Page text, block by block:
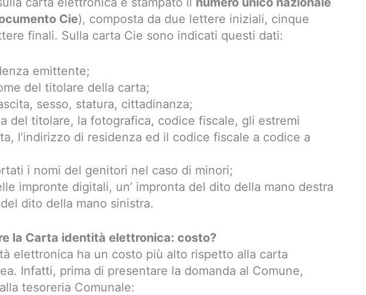
Cie), composta da due lettere iniziali, cinque
finali. Sulla carta Cie sono indicati questi dati:
emittente;
del titolare della carta;
sesso, statura, cittadinanza;
del titolare, la fotografica, codice fiscale, gli estremi
l’indirizzo di residenza ed il codice fiscale a codice a
i nomi del genitori nel caso di minori;
impronte digitali, un’ impronta del dito della mano destra
dito della mano sinistra.
la Carta identità elettronica: costo?
elettronica ha un costo più alto rispetto alla carta
Infatti, prima di presentare la domanda al Comune,
tesoreria Comunale: